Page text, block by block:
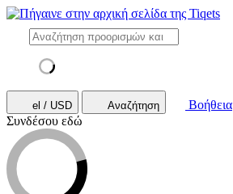
el / USD Αναζήτηση
Βοήθεια
Συνδέσου εδώ